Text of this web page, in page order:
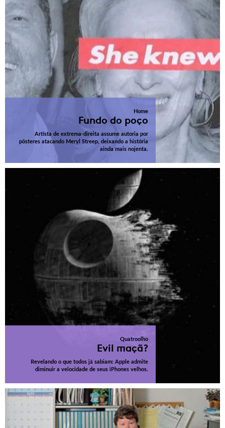
Home
Fundo do poço
Artista de extrema-direita assume autoria por
pôsteres atacando Meryl Streep, deixando a história
ainda mais nojenta.
Quatroolho
Evil maçã?
Revelando o que todos já sabiam: Apple admite
diminuir a velocidade de seus iPhones velhos.